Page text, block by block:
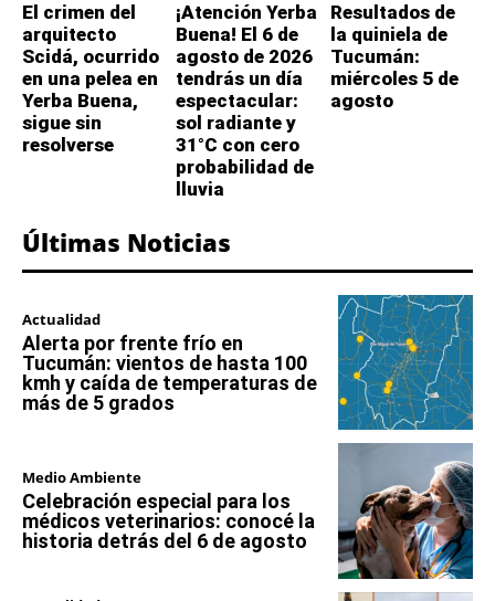
El crimen del
arquitecto
Scidá, ocurrido
en una pelea en
Yerba Buena,
sigue sin
resolverse
¡Atención Yerba
Buena! El 6 de
agosto de 2026
tendrás un día
espectacular:
sol radiante y
31°C con cero
probabilidad de
lluvia
Resultados de
la quiniela de
Tucumán:
miércoles 5 de
agosto
Últimas Noticias
Actualidad
Alerta por frente frío en
Tucumán: vientos de hasta 100
kmh y caída de temperaturas de
más de 5 grados
Medio Ambiente
Celebración especial para los
médicos veterinarios: conocé la
historia detrás del 6 de agosto